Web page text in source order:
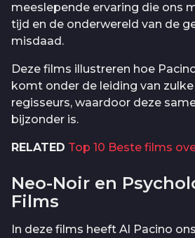
meeslepende ervaring die ons
tijd en de onderwereld van de
misdaad.
Deze films illustreren hoe
komt onder de leiding van
regisseurs, waardoor deze
bijzonder is.
RELATED Top 10 Beste films
Neo-Noir en
Films
In deze films heeft Al Pacino